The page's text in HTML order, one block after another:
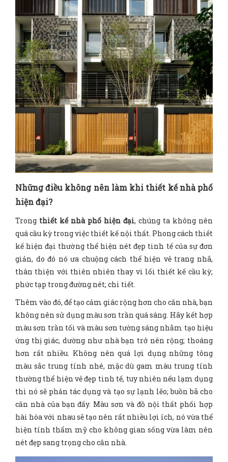
Những điều không nên làm khi thiết kế nhà phố
hiện đại?
Trong thiết kế nhà phố hiện đại, chúng ta không nên
quá cầu kỳ trong việc thiết kế nội thất. Phong cách thiết
kế hiện đại thường thể hiện nét đẹp tinh tế của sự đơn
giản, do đó nó ưa chuộng cách thể hiện vẻ trang nhã,
thân thiện với thiên nhiên thay vì lối thiết kế cầu kỳ;
phức tạp trong đường nét; chi tiết.
Thêm vào đó, để tạo cảm giác rộng hơn cho căn nhà, bạn
không nên sử dụng màu sơn trần quá sáng. Hãy kết hợp
màu sơn trần tối và màu sơn tường sáng nhằm tạo hiệu
ứng thị giác, dường như nhà bạn trở nên rộng; thoáng
hơn rất nhiều. Không nên quá lợi dụng những tông
màu sắc trung tính nhé, mặc dù gam màu trung tính
thường thể hiện vẻ đẹp tinh tế, tuy nhiên nếu lạm dụng
thì nó sẽ phản tác dụng và tạo sự lạnh lẽo; buồn bã cho
căn nhà của bạn đấy. Màu sơn và đồ nội thất phối hợp
hài hòa với nhau sẽ tạo nên rất nhiều lợi ích, nó vừa thể
hiện tính thẩm mỹ cho không gian sống vừa làm nên
nét đẹp sang trọng cho căn nhà.